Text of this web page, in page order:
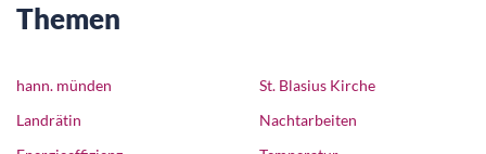
Themen
hann. münden
Landrätin
St. Blasius Kirche
Nachtarbeiten